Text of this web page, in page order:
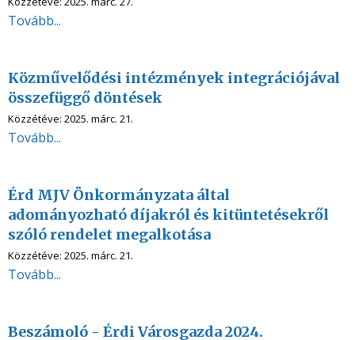
Tovább...
Közművelődési intézmények integrációjával
összefüggő döntések
Közzétéve: 2025. márc. 21.
Tovább...
Érd MJV Önkormányzata által
adományozható díjakról és kitüntetésekről
szóló rendelet megalkotása
Közzétéve: 2025. márc. 21.
Tovább...
Beszámoló - Érdi Városgazda 2024.